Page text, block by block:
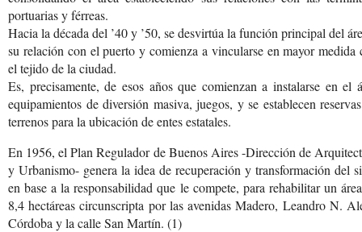
portuarias y férreas.
Hacia la década del ’40 y ’50, se desvirtúa la función principal del
su relación con el puerto y comienza a vincularse en mayor medida
el tejido de la ciudad.
Es, precisamente, de esos años que comienzan a instalarse en el
equipamientos de diversión masiva, juegos, y se establecen
terrenos para la ubicación de entes estatales.
En 1956, el Plan Regulador de Buenos Aires -Dirección de
y Urbanismo- genera la idea de recuperación y transformación del
en base a la responsabilidad que le compete, para rehabilitar un
8,4 hectáreas circunscripta por las avenidas Madero, Leandro N.
Córdoba y la calle San Martín. (1)